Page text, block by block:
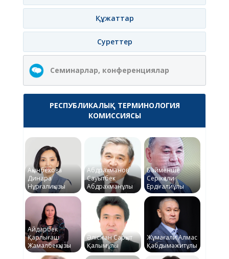
Құжаттар
Суреттер
Семинарлар, конференциялар
РЕСПУБЛИКАЛЫҚ ТЕРМИНОЛОГИЯ
КОМИССИЯСЫ
Ақынбекова
Динара
Нұрғалиқызы
Абдрахманов
Сауытбек
Абдрахманұлы
Байменше
Серікқали
Ердіғалиұлы
Айдарбек
Қарлығаш
Жамалбекқызы
Әлісжан Сарқыт
Қалымұлы
Жұмағали Алмас
Қабдымәжитұлы